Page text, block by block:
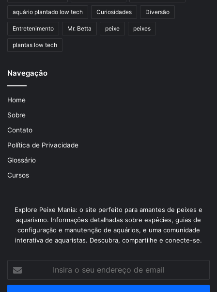
aquário plantado low tech Curiosidades Diversão
Entretenimento Mr. Betta peixe peixes
plantas low tech
Navegação
Home
Sobre
Contato
Política de Privacidade
Glossário
Cursos
Explore Peixe Mania: o site perfeito para amantes de peixes e
aquarismo. Informações detalhadas sobre espécies, guias de
configuração e manutenção de aquários, e uma comunidade
interativa de aquaristas. Descubra, compartilhe e conecte-se.
seu